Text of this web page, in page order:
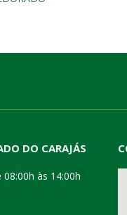
DO CARAJÁS
às 14:00h